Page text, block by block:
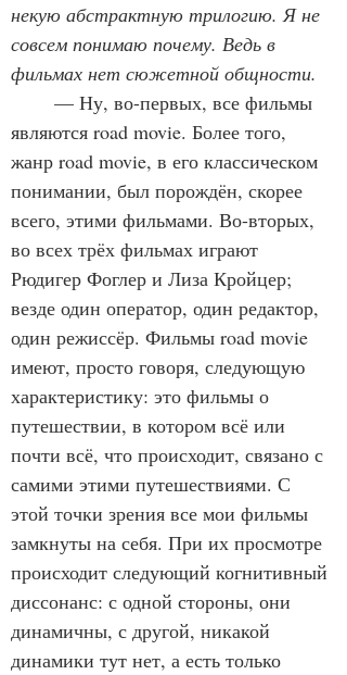
некую абстрактную трилогию. Я не
совсем понимаю почему. Ведь в
фильмах нет сюжетной общности.
являются road movie. Более того,
жанр road movie, в его классическом
понимании, был порождён, скорее
всего, этими фильмами. Во-вторых,
во всех трёх фильмах играют
Рюдигер Фоглер и Лиза Кройцер;
везде один оператор, один редактор,
один режиссёр. Фильмы road movie
имеют, просто говоря, следующую
характеристику: это фильмы о
путешествии, в котором всё или
почти всё, что происходит, связано с
самими этими путешествиями. С
этой точки зрения все мои фильмы
замкнуты на себя. При их просмотре
происходит следующий когнитивный
диссонанс: с одной стороны, они
динамичны, с другой, никакой
динамики тут нет, а есть только